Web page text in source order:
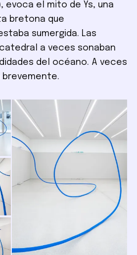
evoca el mito de Ys, una
bretona que
sumergida. Las
a veces sonaban
del océano. A veces
brevemente.